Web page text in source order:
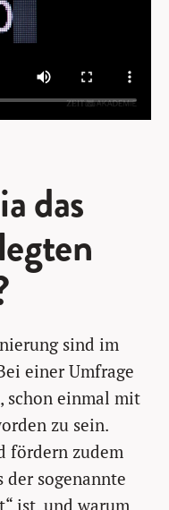
das
sind im
einer Umfrage
schon einmal mit
zu sein.
fördern zudem
sogenannte
ist, und warum